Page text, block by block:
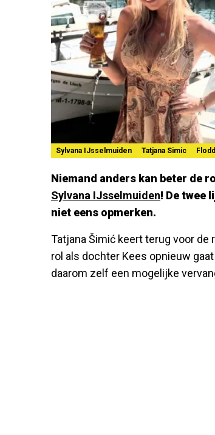
Sylvana IJsselmuiden Tatjana Simic
Niemand anders kan beter de
Sylvana IJsselmuiden! De twee
niet eens opmerken.
Tatjana Šimić keert terug voor de
rol als dochter Kees opnieuw
daarom zelf een mogelijke